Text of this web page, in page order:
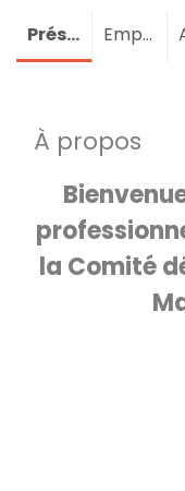
Présentation Emploi
À propos
la Comité